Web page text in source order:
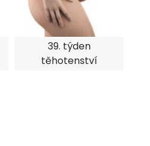
39. týden
těhotenství